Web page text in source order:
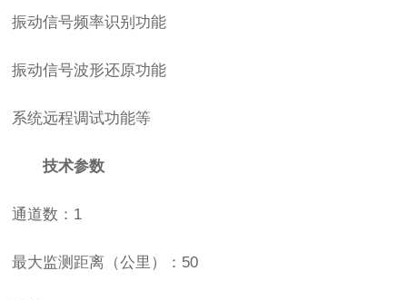
振动信号频率识别功能
振动信号波形还原功能
系统远程调试功能等
技术参数
通道数：1
最大监测距离（公里）：50